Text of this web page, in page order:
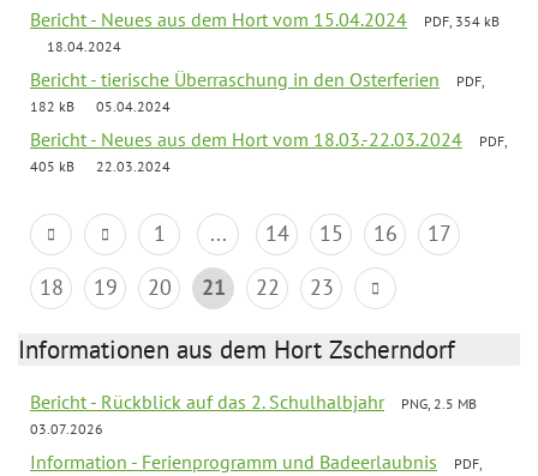
Bericht - Neues aus dem Hort vom 15.04.2024
PDF, 354 kB
18.04.2024
Bericht - tierische Überraschung in den Osterferien
PDF,
182 kB
05.04.2024
Bericht - Neues aus dem Hort vom 18.03.-22.03.2024
PDF,
405 kB
22.03.2024
1 ... 14 15 16
17
18
19 20 21 22 23
Informationen aus dem Hort Zscherndorf
Bericht - Rückblick auf das 2. Schulhalbjahr
PNG, 2.5 MB
03.07.2026
Information - Ferienprogramm und Badeerlaubnis
PDF,